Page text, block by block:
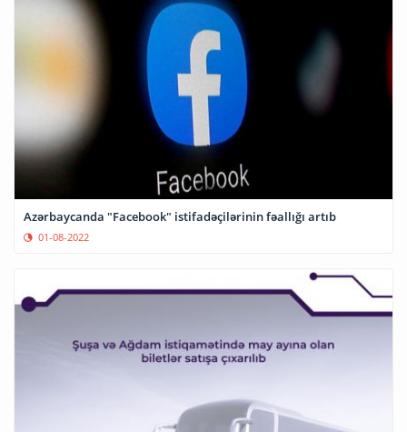
Azərbaycanda "Facebook" istifadəçilərinin fəallığı artıb
01-08-2022